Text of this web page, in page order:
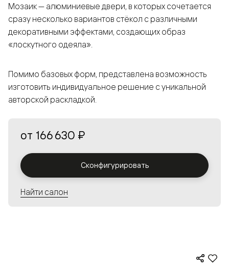
Мозаик — алюминиевые двери, в которых сочетается
сразу несколько вариантов стёкол с различными
декоративными эффектами, создающих образ
«лоскутного одеяла».
Помимо базовых форм, представлена возможность
изготовить индивидуальное решение с уникальной
авторской раскладкой.
от 166 630 ₽
Сконфигурировать
Найти салон